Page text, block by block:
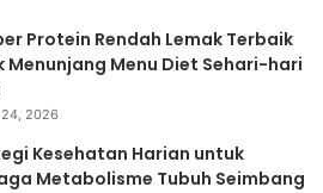
Protein Rendah Lemak Terbaik
Menunjang Menu Diet Sehari-hari
2026
Kesehatan Harian untuk
Metabolisme Tubuh Seimbang